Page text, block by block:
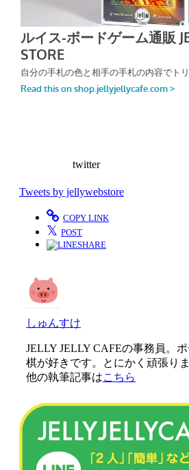
twitter
Tweets by jellywebstore
COPY LINK
𝕏 POST
SHARE
しゅんすけ
JELLY JELLY CAFEの事務員。
棋が好きです。とにかく頑張りま
他の執筆記事はこちら